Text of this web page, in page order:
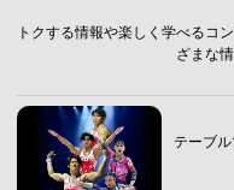
トクする情報や楽しく学べるコ
ざまな
テーブ